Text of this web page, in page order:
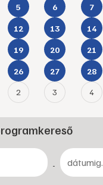
5 6 7
12 13 14
19 20 21
26 27 28
2 3 4
-